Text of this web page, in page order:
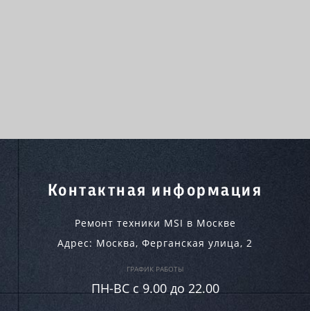
Контактная информация
Ремонт техники MSI в Москве
Адрес: Москва, Ферганская улица, 2
ГРАФИК РАБОТЫ
ПН-ВC c 9.00 до 22.00